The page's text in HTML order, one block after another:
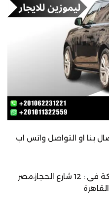
بنا او التواصل واتس اب
بالتالى يمكنك زيارة موقع الشركة فى : 12 شارع الحجاز،مصر